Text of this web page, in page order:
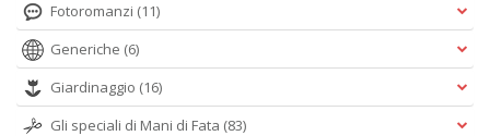
Fotoromanzi (11)
Generiche (6)
Giardinaggio (16)
Gli speciali di Mani di Fata (83)